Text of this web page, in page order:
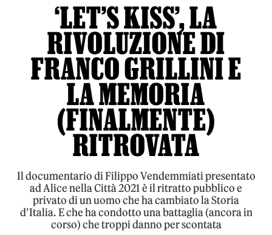
‘LET’S KISS’, LA
RIVOLUZIONE DI
FRANCO GRILLINI E
LA MEMORIA
(FINALMENTE)
RITROVATA
Il documentario di Filippo Vendemmiati presentato
ad Alice nella Città 2021 è il ritratto pubblico e
privato di un uomo che ha cambiato la Storia
d’Italia. E che ha condotto una battaglia (ancora in
corso) che troppi danno per scontata